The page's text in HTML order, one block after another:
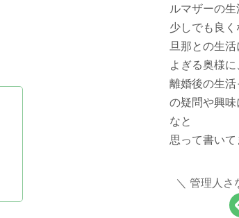
ルマザーの生
少しでも良く
旦那との生
よぎる奥様に
離婚後の生活
の疑問や興
なと
思って書いて
管理人さ